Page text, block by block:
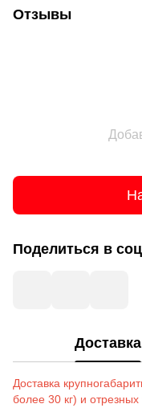
Отзывы
Поделиться в
Доставка
Доставка
более 30 кг) и отрезных